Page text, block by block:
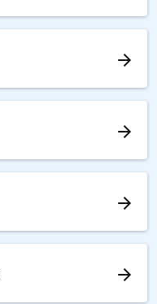
arrow_forward
arrow_forward
arrow_forward
arrow_forward